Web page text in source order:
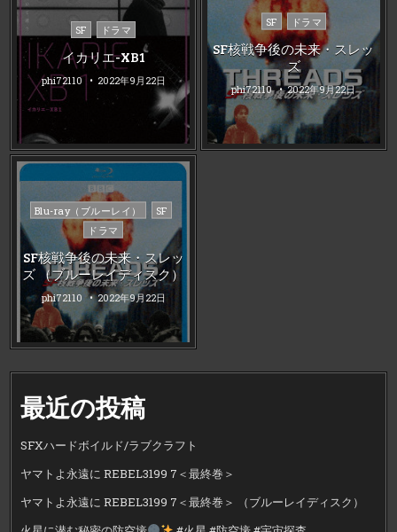
Posted
in
SF ドラマ
イカリエ-XB1
phi72110 2022年9月22日
Posted
in
SF ドラマ
SF核戦争後の未来・スレッ
ズ
phi72110 2022年9月22日
Posted
Blu-ray（ブルーレイ）
SF
ドラマ
SF核戦争後の未来・スレッ
ズ （ブルーレイディスク）
phi72110 2022年9月22日
最近の投稿
SFXハードボイルド/ラブクラフト
ヤマトよ永遠に REBEL3199 7＜最終巻＞
ヤマトよ永遠に REBEL3199 7＜最終巻＞ （ブルーレイディスク）